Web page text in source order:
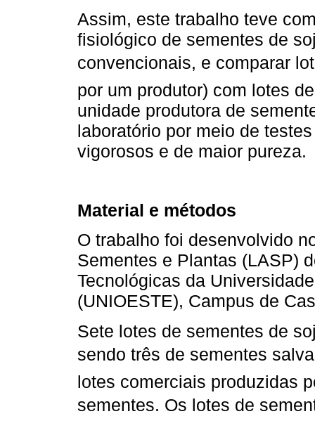
Assim, este trabalho teve
fisiológico de sementes de
convencionais, e comparar
por um produtor) com lotes
unidade produtora de
laboratório por meio de
vigorosos e de maior pureza.
Material e métodos
O trabalho foi desenvolvido
Sementes e Plantas (LASP)
Tecnológicas da
(UNIOESTE), Campus de
Sete lotes de sementes de
sendo três de sementes
lotes comerciais produzidas
sementes. Os lotes de